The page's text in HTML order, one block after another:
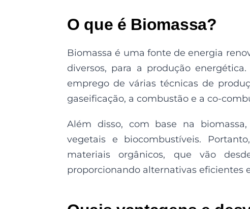
O que é Biomassa?
Biomassa é uma fonte de energia
diversos, para a produção
emprego de várias técnicas de
gaseificação, a combustão e a co-
Além disso, com base na
vegetais e biocombustíveis.
materiais orgânicos, que vão
proporcionando alternativas eficientes